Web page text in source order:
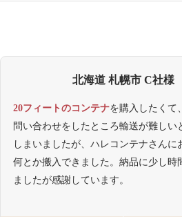
北海道 札幌市 C社様
20フィートのコンテナを購入したくて
問い合わせをしたところ輸送が難しい
しまいましたが、ハレコンテナさんに
何とか搬入できました。納品に少し時
ましたが感謝しています。